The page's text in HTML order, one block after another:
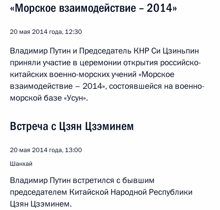
«Морское взаимодействие – 2014»
20 мая 2014 года, 12:30
Владимир Путин и Председатель КНР Си Цзиньпин
приняли участие в церемонии открытия российско-
китайских военно-морских учений «Морское
взаимодействие – 2014», состоявшейся на военно-
морской базе «Усун».
Встреча с Цзян Цзэминем
20 мая 2014 года, 13:00
Шанхай
Владимир Путин встретился с бывшим
председателем Китайской Народной Республики
Цзян Цзэминем.